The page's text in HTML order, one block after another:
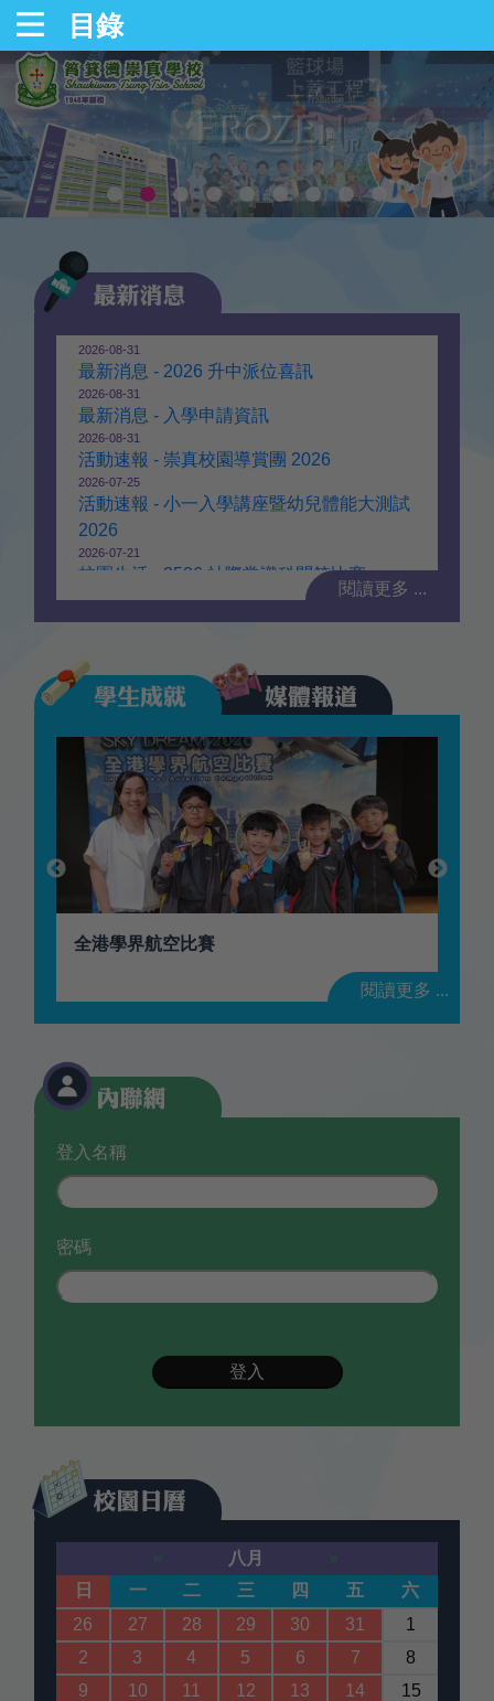
目錄
2026-08-31
最新消息 - 2026 升中派位喜訊
2026-08-31
最新消息 - 入學申請資訊
2026-08-31
活動速報 - 崇真校園導賞團 2026
2026-07-25
活動速報 - 小一入學講座暨幼兒體能大測試
2026
2026-07-21
校園生活 - 2526 社際常識科問答比賽
閱讀更多 ...
「慶回歸・共創盃」2026中國香港國際雜耍
第八屆全港學界跳繩比賽
全港學界航空比賽
赤子全港公開籃球分齡賽
香港機關王競賽2025/26
閱讀更多 ...
登入名稱
密碼
登入
« 八月
»
日
一 二 三 四 五
六
26
27 28 29 30 31
1
2
3 4 5 6 7
8
9
10 11 12 13 14
15